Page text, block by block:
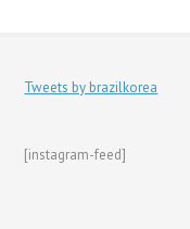
Tweets by brazilkorea
[instagram-feed]